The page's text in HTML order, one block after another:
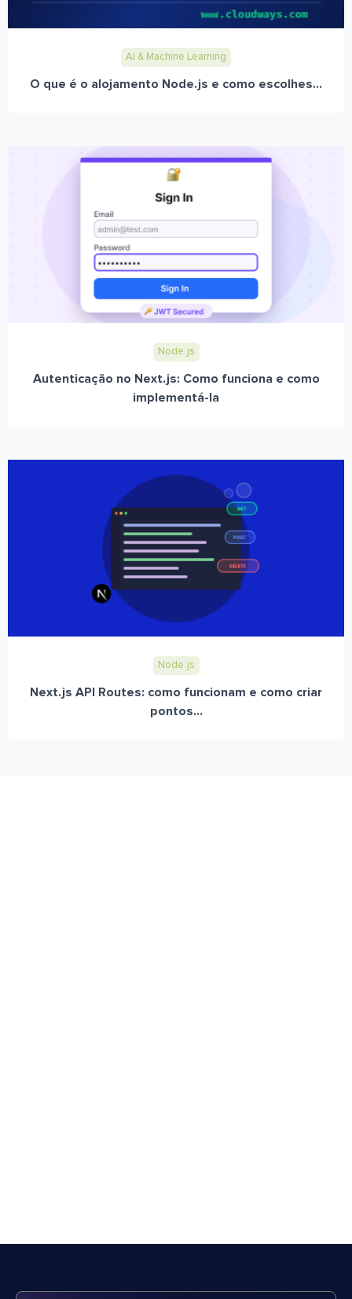
AI & Machine Learning
O que é o alojamento Node.js e como escolhes...
Node.js
Autenticação no Next.js: Como funciona e como
implementá-la
Node.js
Next.js API Routes: como funcionam e como criar
pontos...